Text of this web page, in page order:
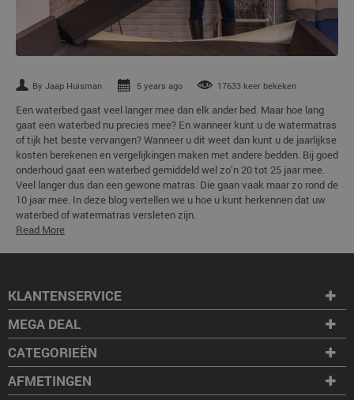
By Jaap Huisman 5 years ago 17633 keer bekeken
Een waterbed gaat veel langer mee dan elk ander bed. Maar hoe lang
gaat een waterbed nu precies mee? En wanneer kunt u de watermatras
of tijk het beste vervangen? Wanneer u dit weet dan kunt u de jaarlijkse
kosten berekenen en vergelijkingen maken met andere bedden. Bij goed
onderhoud gaat een waterbed gemiddeld wel zo’n 20 tot 25 jaar mee.
Veel langer dus dan een gewone matras. Die gaan vaak maar zo rond de
10 jaar mee. In deze blog vertellen we u hoe u kunt herkennen dat uw
waterbed of watermatras versleten zijn.
Read More
KLANTENSERVICE
MEGA DEAL
CATEGORIEËN
AFMETINGEN